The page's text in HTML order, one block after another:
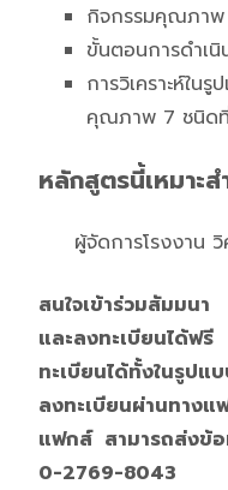
กิจกรรมคุณภาพ
ขั้นตอนการดำเ
การวิเคราะห์ใ
คุณภาพ 7 ชนิดที่
หลักสูตรนี้เหมาะส
ผู้จัดการโรงงาน
สนใจเข้าร่วมสัมมน
และลงทะเบียนได้
ทะเบียนได้ทั้งในรูปแ
ลงทะเบียนผ่านทา
แฟกส์ สามารถส่งข้
0-2769-